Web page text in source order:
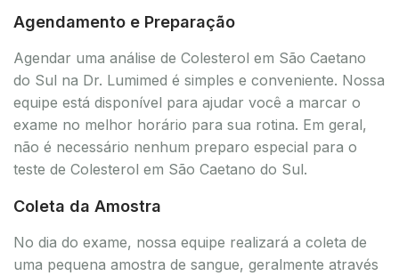
Agendamento e Preparação
Agendar uma análise de Colesterol em São Caetano
do Sul na Dr. Lumimed é simples e conveniente. Nossa
equipe está disponível para ajudar você a marcar o
exame no melhor horário para sua rotina. Em geral,
não é necessário nenhum preparo especial para o
teste de Colesterol em São Caetano do Sul.
Coleta da Amostra
No dia do exame, nossa equipe realizará a coleta de
uma pequena amostra de sangue, geralmente através